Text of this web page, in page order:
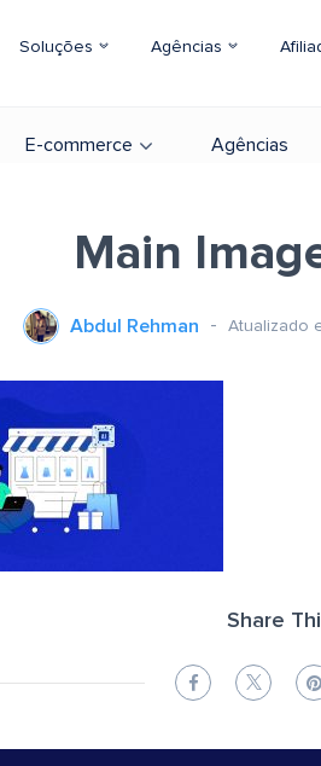
Soluções Agências
E-commerce Agências
Main
Abdul Rehman Atualizado
Share